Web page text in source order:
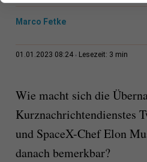
Marco Fetke
01.01.2023 08:24 Lesezeit: 3 min
Wie macht sich die
Kurznachrichtendienstes
und SpaceX-Chef Elon
danach bemerkbar?